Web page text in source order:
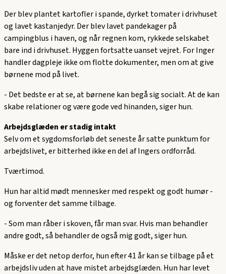
Der blev plantet kartofler i spande, dyrket tomater i drivhuset
og lavet kastanjedyr. Der blev lavet pandekager på
campingblus i haven, og når regnen kom, rykkede selskabet
bare ind i drivhuset. Hyggen fortsatte uanset vejret. For Inger
handler dagpleje ikke om flotte dokumenter, men om at give
børnene mod på livet.
- Det bedste er at se, at børnene kan begå sig socialt. At de kan
skabe relationer og være gode ved hinanden,siger hun.
Arbejdsglæden er stadig intakt
Selv om et sygdomsforløb det seneste år satte punktum for
arbejdslivet, er bitterhed ikke en del af Ingers ordforråd.
Tværtimod.
Hun har altid mødt mennesker med respekt og godt humør -
og forventer det samme tilbage.
-Som man råber i skoven, får man svar. Hvis man behandler
andre godt, så behandler de også mig godt,siger hun.
Måske er det netop derfor, hun efter 41 år kan se tilbage på et
arbejdsliv uden at have mistet arbejdsglæden. Hun har levet